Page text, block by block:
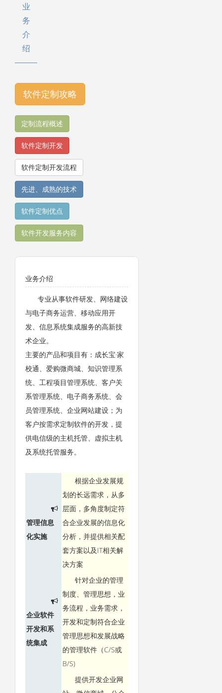
业
务
介
绍
软件定制攻略
定制流程概述
软件定制开发
软件定制开发流程
先进、成熟的技术
软件定制优点
软件开发服务内容
业务介绍
专业从事软件研发、网络建设
与电子商务运营、移动应用开
发、信息系统集成服务的高新技
术企业。
主要的产品和项目有：成长宝·家
校通、爱购微商城、知识管理系
统、工程项目管理系统、客户关
系管理系统、电子商务系统、会
员管理系统、企业网站建设；为
客户按需求定制软件的开发，提
供电信级的主机托管、虚拟主机
及系统托管服务。
管理信息
化实施
根据企业发展规
划的长远需求，从多
层面，多角度制定符
合企业发展的信息化
分析，并提供相关配
套方案以及IT相关解
决方案
企业软件
开发和系
统集成
针对企业的管理
制度、管理思想，业
务流程，业务需求，
开发和定制符合企业
管理思想和发展战略
的管理软件（C/S或
B/S)
提供开发企业网